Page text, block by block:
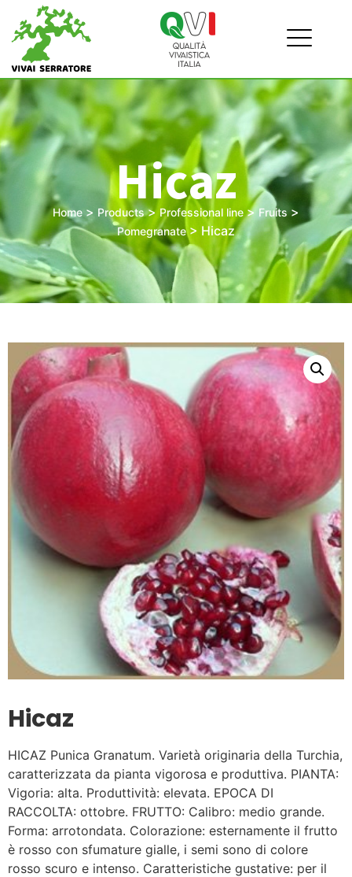
Hicaz
Home > Products> Professional line> Fruits>
Pomegranate> Hicaz
Hicaz
HICAZ Punica Granatum. Varietà originaria della Turchia,
caratterizzata da pianta vigorosa e produttiva. PIANTA:
Vigoria: alta. Produttività: elevata. EPOCA DI
RACCOLTA: ottobre. FRUTTO: Calibro: medio grande.
Forma: arrotondata. Colorazione: esternamente il frutto
è rosso con sfumature gialle, i semi sono di colore
rosso scuro e intenso. Caratteristiche gustative: per il